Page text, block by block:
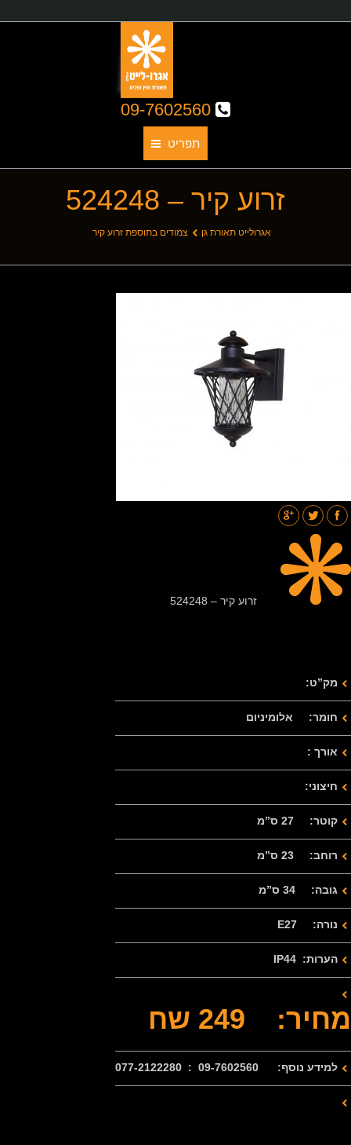
תפריט
תאורת גן
אודותינו
תאורת חוץ
תאורת רחובות
בלוג
גלריות
זרוע קיר – 524248
אגרולייט תאורת גן צמודים בתוספת זרוע קיר
זרוע קיר – 524248
מק”ט:
חומר: אלומיניום
אורך :
חיצוני:
קוטר: 27 ס”מ
רוחב: 23 ס”מ
גובה: 34 ס”מ
נורה: E27
הערות: IP44
מחיר: 249 שח
למידע נוסף: 09-7602560 : 077-2122280